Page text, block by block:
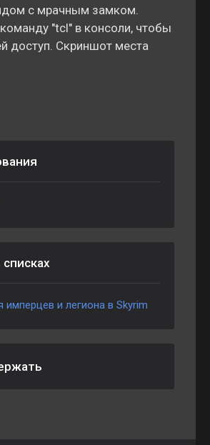
с мрачным замком.
"tcl" в консоли, чтобы
доступ. Скриншот места
и легиона в Skyrim